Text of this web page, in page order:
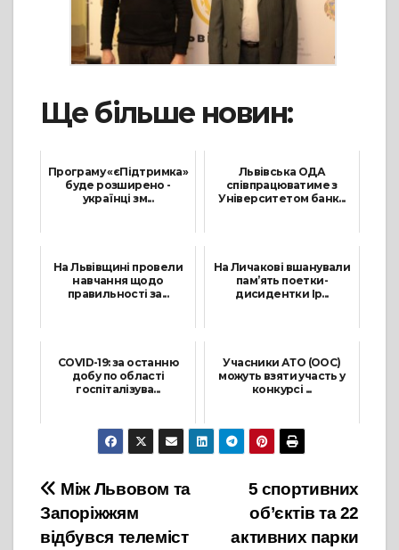
Ще більше новин:
Програму «єПідтримка»
буде розширено -
українці зм...
Львівська ОДА
співпрацюватиме з
Університетом банк...
На Львівщині провели
навчання щодо
правильності за...
На Личакові вшанували
пам’ять поетки-
дисидентки Ір...
COVID-19: за останню
добу по області
госпіталізува...
7 Липня, 2021
Учасники АТО (ООС)
можуть взяти участь у
конкурсі ...
29 Липня, 2021
Навігація
записів
5 спортивних
об’єктів та 22
активних парки
Між Львовом та
Запоріжжям
відбувся телеміст